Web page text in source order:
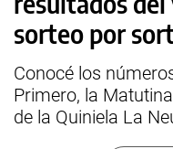
sorteo por
Conocé los
Primero, la
de la Quiniela La